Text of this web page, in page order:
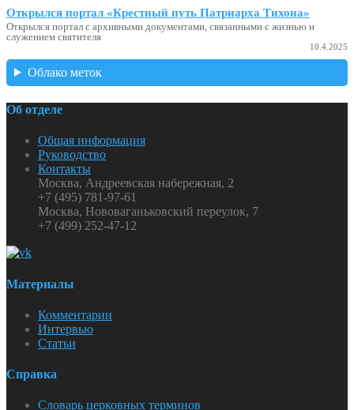
Открылся портал «Крестный путь Патриарха Тихона»
Открылся портал с архивными документами, связанными с жизнью и
служением святителя
10.4.2025
Облако меток
Об отделе
Общая информация
Руководство
Контакты
Москва, Андреевская набережная, 2
+7 (495) 781-97-61
Москва, Нововаганьковский переулок, 7
+7 (499) 252-47-12
Материалы
Комментарии
Интервью
Статьи
Справка
Словарь церковных терминов